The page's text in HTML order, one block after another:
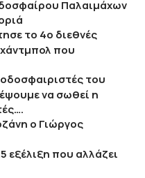
Παλαιμάχων
το 4ο διεθνές
που
του
να σωθεί η
ο Γιώργος
εξέλιξη που αλλάζει